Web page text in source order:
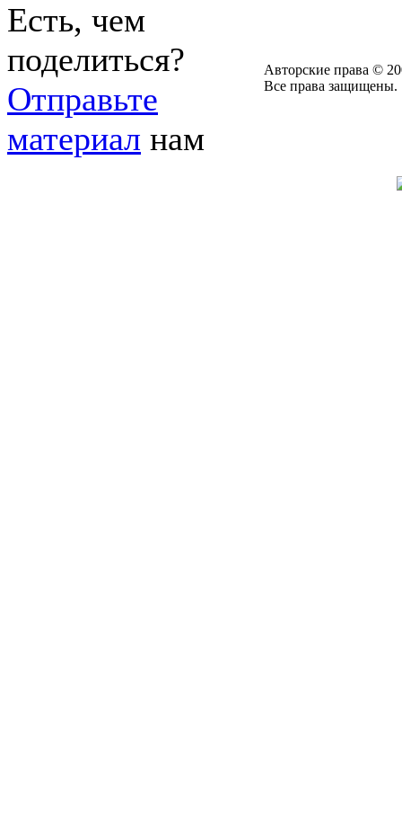
Есть, чем
поделиться?
Отправьте
материал нам
Авторские права ©
Все права защищены.